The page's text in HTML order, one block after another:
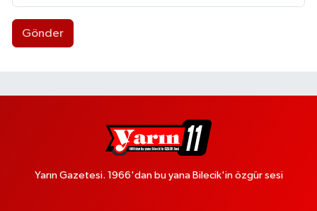
Gönder
Yarın Gazetesi. 1966'dan bu yana Bilecik'in özgür sesi